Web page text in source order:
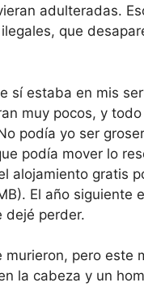
adulteradas.
que
sí estaba en mis
muy pocos, y
podía yo ser
podía mover lo
alojamiento gratis
El año siguiente
dejé perder.
pero este
la cabeza y un